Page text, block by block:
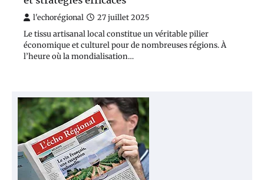
l'echorégional 27 juillet 2025
Le tissu artisanal local constitue un véritable pilier
économique et culturel pour de nombreuses régions. À
l’heure où la mondialisation…